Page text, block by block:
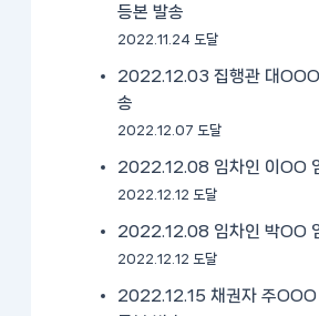
등본 발송
2022.11.24 도달
2022.12.03 집행관 대
송
2022.12.07 도달
2022.12.08 임차인 이OO
2022.12.12 도달
2022.12.08 임차인 박OO
2022.12.12 도달
2022.12.15 채권자 주